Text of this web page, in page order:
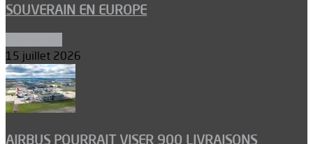
SOUVERAIN EN EUROPE
15 juillet 2026
AIRBUS POURRAIT VISER 900 LIVRAISONS